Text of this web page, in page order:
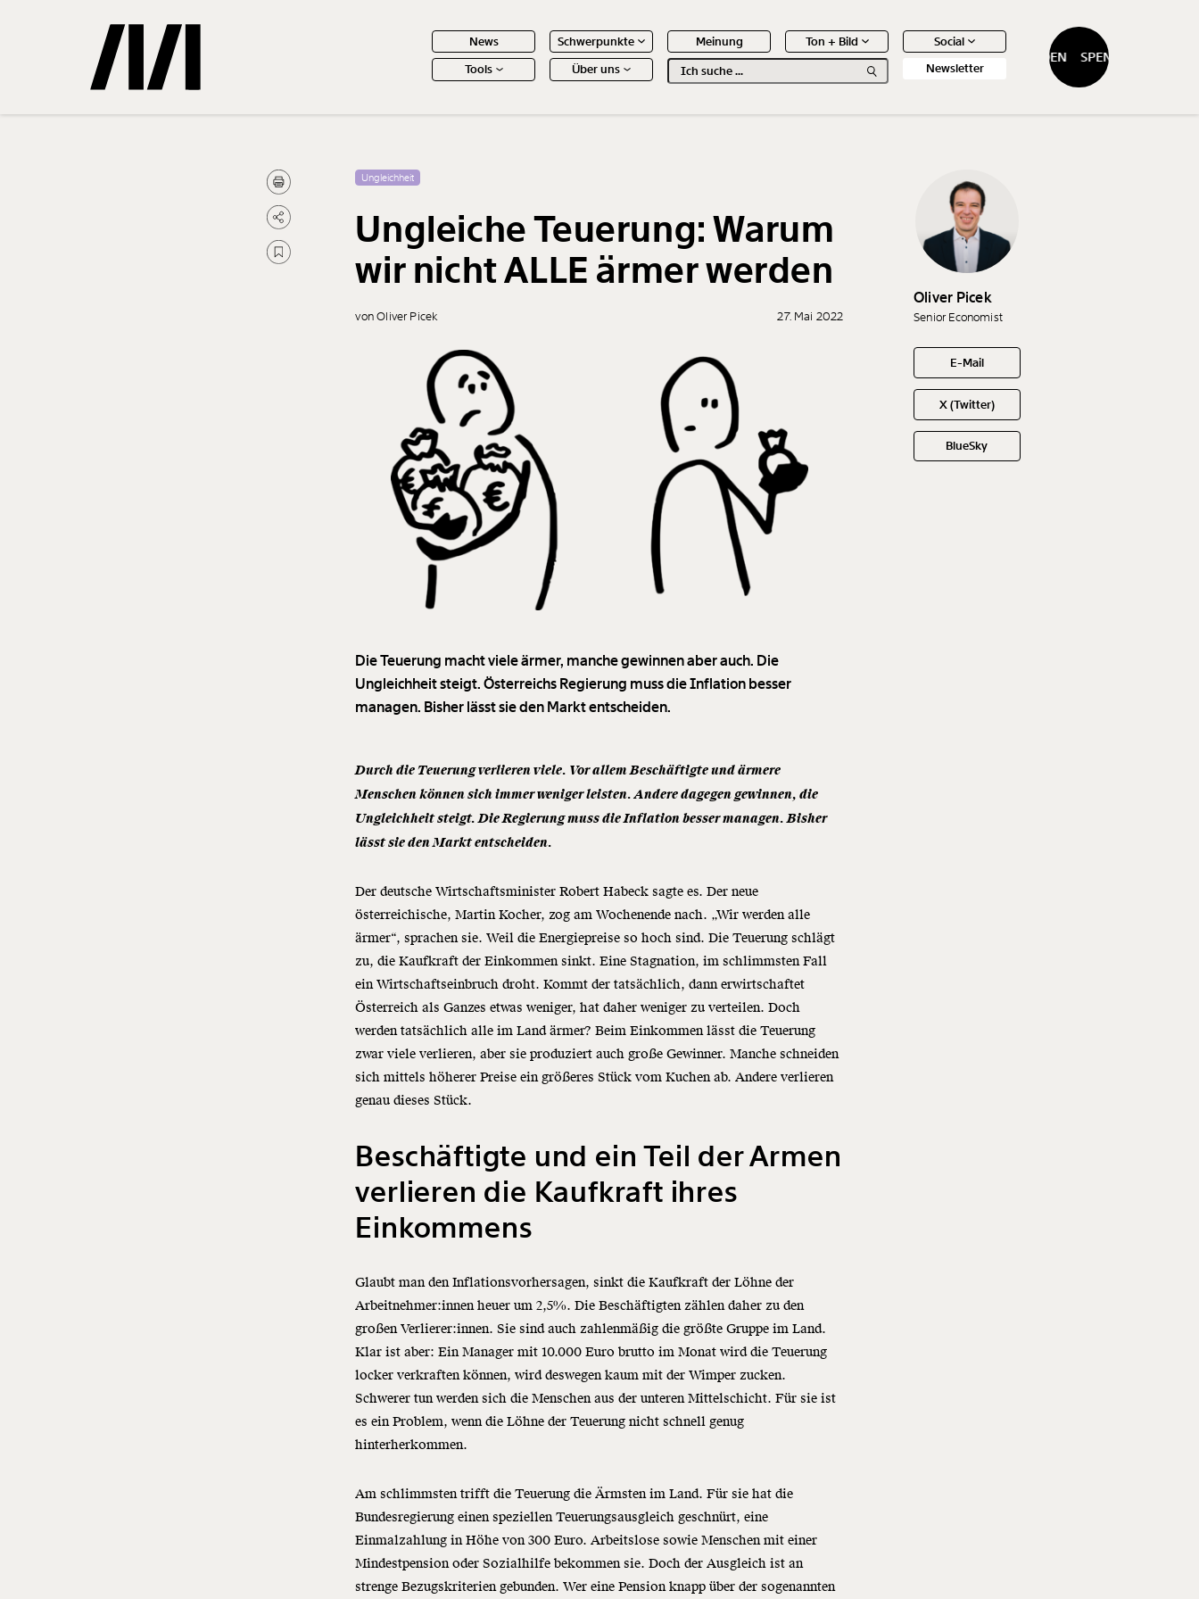
News Schwerpunkte Meinung Ton + Bild
Social
Tools
Über uns Newsletter
SPENDEN SPENDEN
Gemerkte Inhalte
Treffer Artikel
Ungleichheit
Ungleiche Teuerung: Warum
wir nicht ALLE ärmer werden
von Oliver Picek 27. Mai 2022
Die Teuerung macht viele ärmer, manche gewinnen aber auch. Die
Ungleichheit steigt. Österreichs Regierung muss die Inflation besser
managen. Bisher lässt sie den Markt entscheiden.
Durch die Teuerung verlieren viele. Vor allem Beschäftigte und ärmere
Menschen können sich immer weniger leisten. Andere dagegen gewinnen, die
Ungleichheit steigt. Die Regierung muss die Inflation besser managen. Bisher
lässt sie den Markt entscheiden.
Der deutsche Wirtschaftsminister Robert Habeck sagte es. Der neue
österreichische, Martin Kocher, zog am Wochenende nach. „Wir werden alle
ärmer“, sprachen sie. Weil die Energiepreise so hoch sind. Die Teuerung schlägt
zu, die Kaufkraft der Einkommen sinkt. Eine Stagnation, im schlimmsten Fall
ein Wirtschaftseinbruch droht. Kommt der tatsächlich, dann erwirtschaftet
Österreich als Ganzes etwas weniger, hat daher weniger zu verteilen. Doch
werden tatsächlich alle im Land ärmer? Beim Einkommen lässt die Teuerung
zwar viele verlieren, aber sie produziert auch große Gewinner. Manche schneiden
sich mittels höherer Preise ein größeres Stück vom Kuchen ab. Andere verlieren
genau dieses Stück.
Beschäftigte und ein Teil der Armen
verlieren die Kaufkraft ihres
Einkommens
Glaubt man den Inflationsvorhersagen, sinkt die Kaufkraft der Löhne der
Arbeitnehmer:innen heuer um 2,5%. Die Beschäftigten zählen daher zu den
großen Verlierer:innen. Sie sind auch zahlenmäßig die größte Gruppe im Land.
Klar ist aber: Ein Manager mit 10.000 Euro brutto im Monat wird die Teuerung
locker verkraften können, wird deswegen kaum mit der Wimper zucken.
Schwerer tun werden sich die Menschen aus der unteren Mittelschicht. Für sie ist
es ein Problem, wenn die Löhne der Teuerung nicht schnell genug
hinterherkommen.
Am schlimmsten trifft die Teuerung die Ärmsten im Land. Für sie hat die
Bundesregierung einen speziellen Teuerungsausgleich geschnürt, eine
Einmalzahlung in Höhe von 300 Euro. Arbeitslose sowie Menschen mit einer
Mindestpensionoder Sozialhilfe bekommen sie. Doch der Ausgleich ist an
strenge Bezugskriterien gebunden. Wer eine Pension knapp über der sogenannten
Oliver Picek
Senior Economist
E-Mail
X (Twitter)
BlueSky